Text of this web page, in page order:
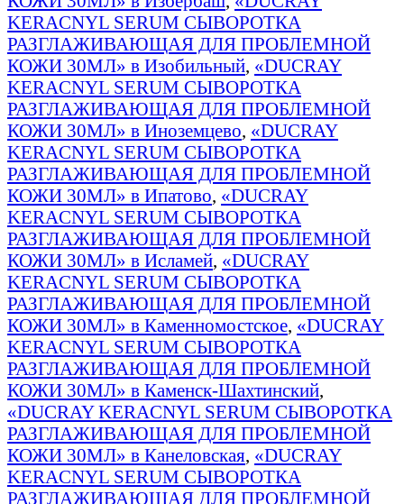
KERACNYL SERUM СЫВОРОТКА
РАЗГЛАЖИВАЮЩАЯ ДЛЯ ПРОБЛЕМНОЙ
КОЖИ 30МЛ» в Изобильный, «DUCRAY
KERACNYL SERUM СЫВОРОТКА
РАЗГЛАЖИВАЮЩАЯ ДЛЯ ПРОБЛЕМНОЙ
КОЖИ 30МЛ» в Иноземцево, «DUCRAY
KERACNYL SERUM СЫВОРОТКА
РАЗГЛАЖИВАЮЩАЯ ДЛЯ ПРОБЛЕМНОЙ
КОЖИ 30МЛ» в Ипатово, «DUCRAY
KERACNYL SERUM СЫВОРОТКА
РАЗГЛАЖИВАЮЩАЯ ДЛЯ ПРОБЛЕМНОЙ
КОЖИ 30МЛ» в Исламей, «DUCRAY
KERACNYL SERUM СЫВОРОТКА
РАЗГЛАЖИВАЮЩАЯ ДЛЯ ПРОБЛЕМНОЙ
КОЖИ 30МЛ» в Каменномостское, «DUCRAY
KERACNYL SERUM СЫВОРОТКА
РАЗГЛАЖИВАЮЩАЯ ДЛЯ ПРОБЛЕМНОЙ
КОЖИ 30МЛ» в Каменск-Шахтинский,
«DUCRAY KERACNYL SERUM СЫВОРОТКА
РАЗГЛАЖИВАЮЩАЯ ДЛЯ ПРОБЛЕМНОЙ
КОЖИ 30МЛ» в Канеловская, «DUCRAY
KERACNYL SERUM СЫВОРОТКА
РАЗГЛАЖИВАЮЩАЯ ДЛЯ ПРОБЛЕМНОЙ